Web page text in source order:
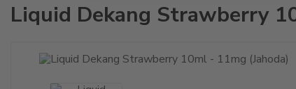
Liquid Dekang Strawberry